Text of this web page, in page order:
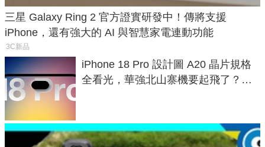
三星 Galaxy Ring 2 官方證實研發中！傳將支援
iPhone，還有強大的 AI 與智慧家電連動功能
3C新品
iPhone 18 Pro 設計圖 A20 晶片規格
全看光，華強北山寨機要起飛了？專